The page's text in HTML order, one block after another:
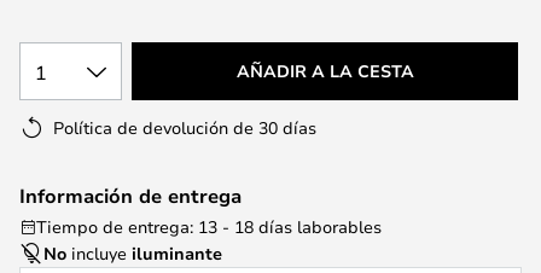
1 AÑADIR A LA CESTA
Política de devolución de 30 días
Información de entrega
Tiempo de entrega: 13 - 18 días laborables
No incluye iluminante